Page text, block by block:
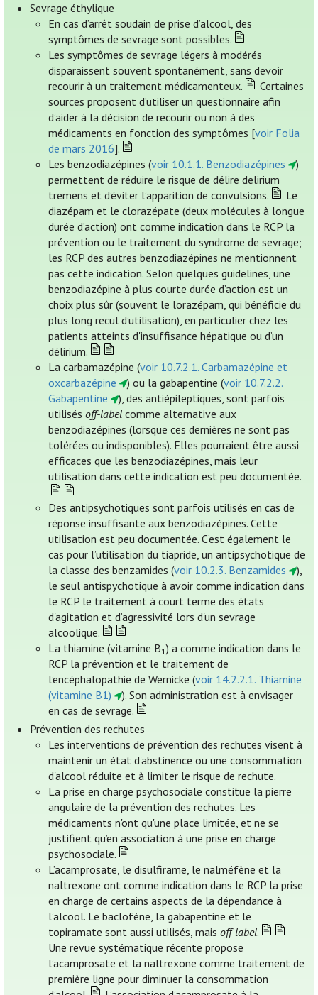
Sevrage éthylique
En cas d’arrêt soudain de prise d’alcool, des
symptômes de sevrage sont possibles.
Les symptômes de sevrage légers à modérés
disparaissent souvent spontanément, sans devoir
recourir à un traitement médicamenteux.
Certaines
sources proposent d’utiliser un questionnaire afin
d’aider à la décision de recourir ou non à des
médicaments en fonction des symptômes [voir Folia
de mars 2016].
Les benzodiazépines (voir 10.1.1. Benzodiazépines
)
permettent de réduire le risque de délire delirium
tremens et d’éviter l’apparition de convulsions.
Le
diazépam et le clorazépate (deux molécules à longue
durée d’action) ont comme indication dans le RCP la
prévention ou le traitement du syndrome de sevrage;
les RCP des autres benzodiazépines ne mentionnent
pas cette indication. Selon quelques guidelines, une
benzodiazépine à plus courte durée d’action est un
choix plus sûr (souvent le lorazépam, qui bénéficie du
plus long recul d’utilisation), en particulier chez les
patients atteints d'insuffisance hépatique ou d’un
délirium.
La carbamazépine (voir 10.7.2.1. Carbamazépine et
oxcarbazépine
) ou la gabapentine (voir 10.7.2.2.
Gabapentine
), des antiépileptiques, sont parfois
utilisésoff-label comme alternative aux
benzodiazépines (lorsque ces dernières ne sont pas
tolérées ou indisponibles). Elles pourraient être aussi
efficaces que les benzodiazépines, mais leur
utilisation dans cette indication est peu documentée.
Des antipsychotiques sont parfois utilisés en cas de
réponse insuffisante aux benzodiazépines. Cette
utilisation est peu documentée. C’est également le
cas pour l’utilisation du tiapride, un antipsychotique de
la classe des benzamides (voir 10.2.3. Benzamides
),
le seul antispychotique à avoir comme indication dans
le RCP le traitement à court terme des états
d'agitation et d’agressivité lors d'un sevrage
alcoolique.
La thiamine (vitamine B1) a comme indication dans le
RCP la prévention et le traitement de
l’encéphalopathie de Wernicke (voir 14.2.2.1. Thiamine
(vitamine B1)
). Son administration est à envisager
en cas de sevrage.
Prévention des rechutes
Les interventions de prévention des rechutes visent à
maintenir un état d'abstinence ou une consommation
d'alcool réduite et à limiter le risque de rechute.
La prise en charge psychosociale constitue la pierre
angulaire de la prévention des rechutes. Les
médicaments n'ont qu'une place limitée, et ne se
justifient qu’en association à une prise en charge
psychosociale.
L’acamprosate, le disulfirame, le nalméfène et la
naltrexone ont comme indication dans le RCP la prise
en charge de certains aspects de la dépendance à
l’alcool. Le baclofène, la gabapentine et le
topiramate sont aussi utilisés, maisoff-label.
Une revue systématique récente propose
l’acamprosate et la naltrexone comme traitement de
première ligne pour diminuer la consommation